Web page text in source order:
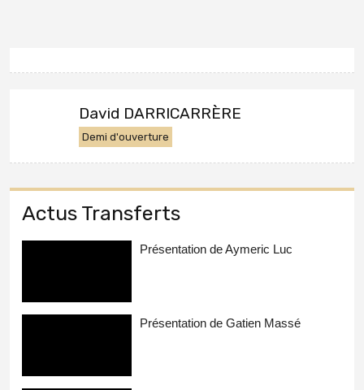
David DARRICARRÈRE
Demi d'ouverture
Actus Transferts
Présentation de Aymeric Luc
Présentation de Gatien Massé